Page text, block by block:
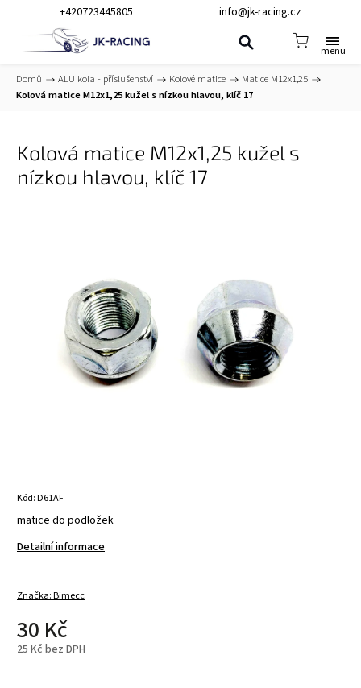
+420723445805 info@jk-racing.cz
Domů / ALU kola - příslušenství / Kolové matice / Matice M12x1,25 /
Kolová matice M12x1,25 kužel s nízkou hlavou, klíč 17
Kolová matice M12x1,25 kužel s
nízkou hlavou, klíč 17
Kód:D61AF
matice do podložek
Detailní informace
Značka:Bimecc
30 Kč
25 Kč bez DPH